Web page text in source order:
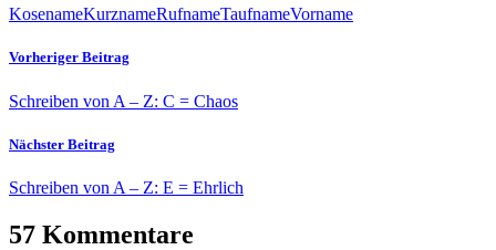
KosenameKurznameRufnameTaufnameVorname
Vorheriger Beitrag
Schreiben von A – Z: C = Chaos
Nächster Beitrag
Schreiben von A – Z: E = Ehrlich
57 Kommentare